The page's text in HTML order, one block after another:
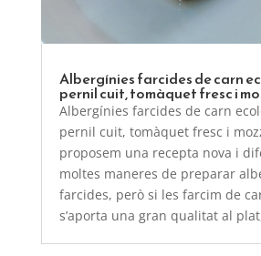
Albergínies farcides de carn
pernil cuit, tomàquet fresc i
Albergínies farcides de carn
pernil cuit, tomàquet fresc i
proposem una recepta nova i
moltes maneres de preparar
farcides, però si les farcim de
s’aporta una gran qualitat al